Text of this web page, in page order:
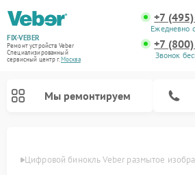
FIX-VEBER
Ремонт устройств Veber
Специализированный
cервисный центр г.Москва
+7
Ежедневно
+7
Звонок
Мы ремонтируем
Цифровой бинокль Veber размытое